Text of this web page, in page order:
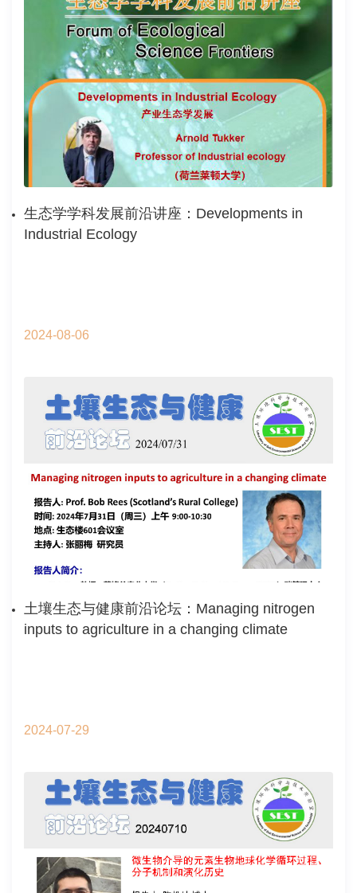
生态学学科发展前沿讲座：Developments in
Industrial Ecology
2024-08-06
土壤生态与健康前沿论坛：Managing nitrogen
inputs to agriculture in a changing climate
2024-07-29